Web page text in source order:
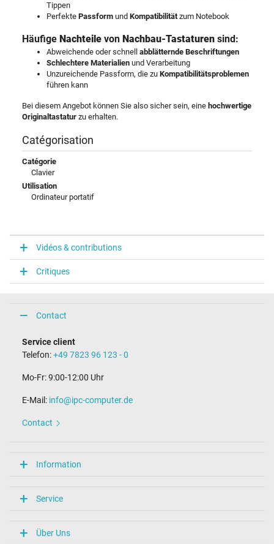
Tippen
Perfekte Passform und Kompatibilitätzum Notebook
Häufige Nachteile von Nachbau-Tastaturen sind:
Abweichende oder schnell abblätternde Beschriftungen
Schlechtere Materialien und Verarbeitung
Unzureichende Passform, die zu Kompatibilitätsproblemen
führen kann
Bei diesem Angebot können Sie also sicher sein, eine hochwertige
Originaltastatur zu erhalten.
Catégorisation
Catégorie
Clavier
Utilisation
Ordinateur portatif
Vidéos & contributions
Critiques
Contact
Service client
Telefon:+49 7823 96 123 - 0
Mo-Fr: 9:00-12:00 Uhr
E-Mail: info@ipc-computer.de
Contact
Information
Service
Über Uns